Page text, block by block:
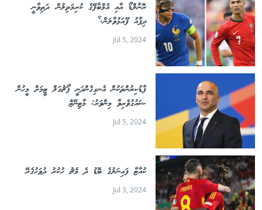
ރޮނާލްޑޯ އާއި އެމްބާޕޭގެ ކުރިމަތިލުން، ދަތިވާނީ
ދިފާއު ފޫއަޅުވާލަން؟
Jul 5, 2024
ފާޑުކިޔުންތަކުން އެނގިގެންދަނީ ޕޯޗުގަލް ޓީމަށް މީހުން
ޝައުގުވެރިވާ މިންވަރު: މާޓިނޭޒް
Jul 5, 2024
ކުއާޓާ ފައިނަލުގެ ބޮޑު ދެ މެޗު ހުކުރު ދުވަހުގެރޭ
Jul 3, 2024